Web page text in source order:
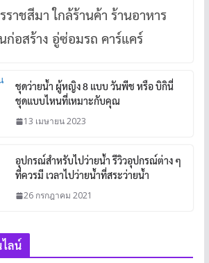
าชสีมา ใกล้ร้านค้า ร้านอาหาร
ก่อสร้าง อู่ซ่อมรถ คาร์แคร์
ชุดว่ายน้ำ ผู้หญิง 8 แบบ วันพีช หรือ บิกินี่
ชุดแบบไหนที่เหมาะกับคุณ
13 เมษายน 2023
อุปกรณ์สำหรับไปว่ายน้ำ รีวิวอุปกรณ์ต่าง ๆ
ที่ควรมี เวลาไปว่ายน้ำที่สระว่ายน้ำ
26 กรกฎาคม 2021
ลน์